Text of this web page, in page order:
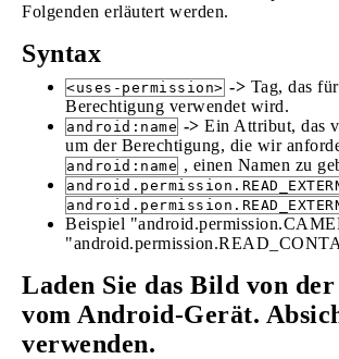
Folgenden erläutert werden.
Syntax
<uses-permission> -> Tag, das
Berechtigung verwendet wird.
android:name -> Ein Attribut, das
um der Berechtigung, die wir
android:name , einen Namen zu
Beispiel
Laden Sie das Bild von der
vom Android-Gerät.
verwenden.